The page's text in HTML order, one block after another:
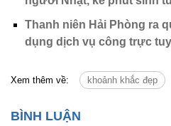
Thanh niên Hải Phòng ra
dụng dịch vụ công trực
Xem thêm về: khoảnh khắc đẹp